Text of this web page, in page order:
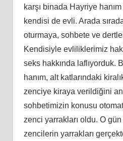
karşı binada Hayriye hanım
kendisi de evli. Arada
oturmaya, sohbete ve
Kendisiyle evliliklerimiz
seks hakkında laflıyorduk.
hanım, alt katlarındaki
zenciye kiraya verildiğini
sohbetimizin konusu
zenci yarrakları oldu. O
zencilerin yarrakları